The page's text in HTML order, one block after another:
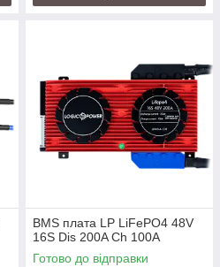
BMS плата LP LiFePO4 48V
16S Dis 200A Ch 100A
Готово до відправки